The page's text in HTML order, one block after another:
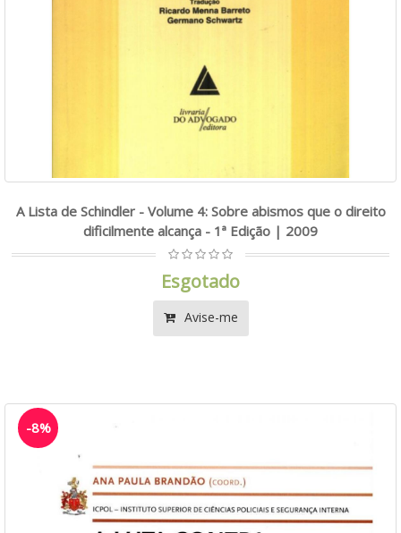
A Lista de Schindler - Volume 4: Sobre abismos que o direito
dificilmente alcança - 1ª Edição | 2009
Esgotado
Avise-me
-8%